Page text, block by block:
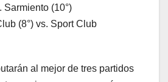
Sarmiento (10°)
(8°) vs. Sport Club
al mejor de tres partidos